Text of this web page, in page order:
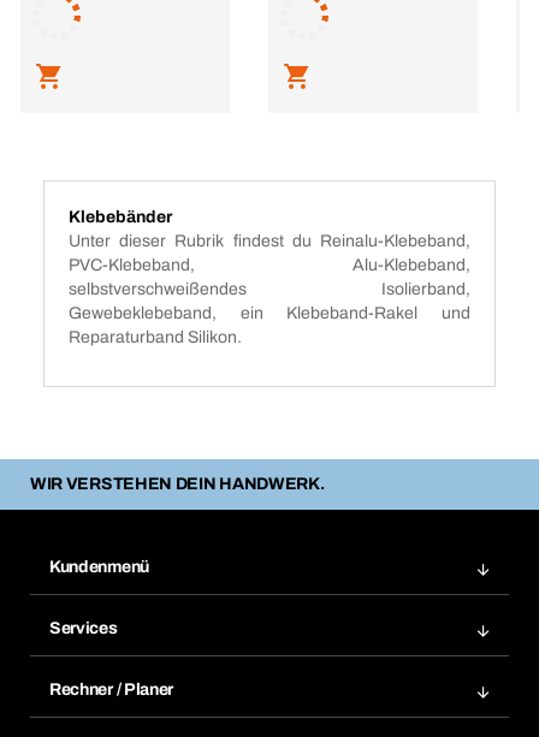
Klebebänder
Unter dieser Rubrik findest du Reinalu-Klebeband,
PVC-Klebeband, Alu-Klebeband,
selbstverschweißendes Isolierband,
Gewebeklebeband, ein Klebeband-Rakel und
Reparaturband Silikon.
WIR VERSTEHEN DEIN HANDWERK.
Kundenmenü
Rechnungen
Daueraufträge
Services
Rechner / Planer